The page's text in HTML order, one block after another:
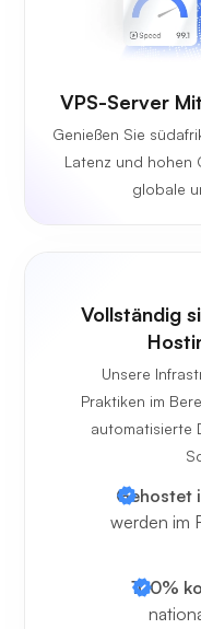
VPS-Server
Genießen Sie
Latenz und hohen
globale
Vollständig
Unsere
Praktiken im
automatisierte
Gehostet
werden im
100%